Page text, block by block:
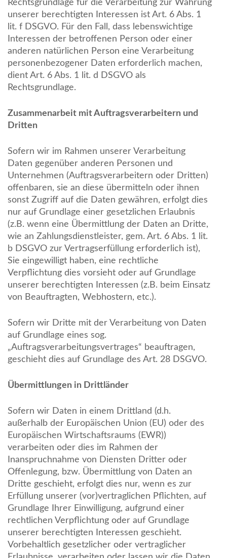
Rechtsgrundlage für die Verarbeitung zur Wahrung
unserer berechtigten Interessen ist Art. 6 Abs. 1
lit. f DSGVO. Für den Fall, dass lebenswichtige
Interessen der betroffenen Person oder einer
anderen natürlichen Person eine Verarbeitung
personenbezogener Daten erforderlich machen,
dient Art. 6 Abs. 1 lit. d DSGVO als
Rechtsgrundlage.
Zusammenarbeit mit Auftragsverarbeitern und
Dritten
Sofern wir im Rahmen unserer Verarbeitung
Daten gegenüber anderen Personen und
Unternehmen (Auftragsverarbeitern oder Dritten)
offenbaren, sie an diese übermitteln oder ihnen
sonst Zugriff auf die Daten gewähren, erfolgt dies
nur auf Grundlage einer gesetzlichen Erlaubnis
(z.B. wenn eine Übermittlung der Daten an Dritte,
wie an Zahlungsdienstleister, gem. Art. 6 Abs. 1 lit.
b DSGVO zur Vertragserfüllung erforderlich ist),
Sie eingewilligt haben, eine rechtliche
Verpflichtung dies vorsieht oder auf Grundlage
unserer berechtigten Interessen (z.B. beim Einsatz
von Beauftragten, Webhostern, etc.).
Sofern wir Dritte mit der Verarbeitung von Daten
auf Grundlage eines sog.
„Auftragsverarbeitungsvertrages“ beauftragen,
geschieht dies auf Grundlage des Art. 28 DSGVO.
Übermittlungen in Drittländer
Sofern wir Daten in einem Drittland (d.h.
außerhalb der Europäischen Union (EU) oder des
Europäischen Wirtschaftsraums (EWR))
verarbeiten oder dies im Rahmen der
Inanspruchnahme von Diensten Dritter oder
Offenlegung, bzw. Übermittlung von Daten an
Dritte geschieht, erfolgt dies nur, wenn es zur
Erfüllung unserer (vor)vertraglichen Pflichten, auf
Grundlage Ihrer Einwilligung, aufgrund einer
rechtlichen Verpflichtung oder auf Grundlage
unserer berechtigten Interessen geschieht.
Vorbehaltlich gesetzlicher oder vertraglicher